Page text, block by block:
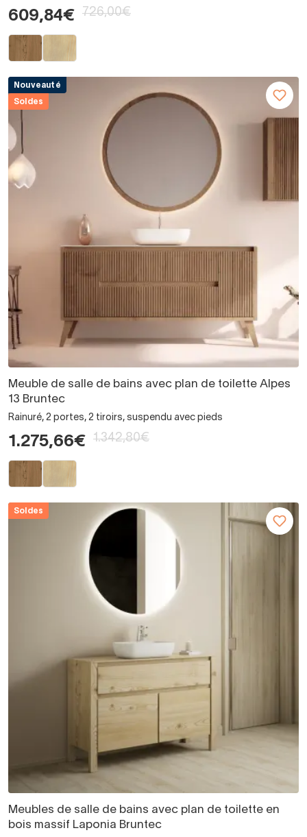
609,84€ 726,00€
Nouveauté
Soldes
Meuble de salle de bains avec plan de toilette Alpes
13 Bruntec
Rainuré, 2 portes, 2 tiroirs, suspendu avec pieds
1.275,66€ 1.342,80€
Soldes
Meubles de salle de bains avec plan de toilette en
bois massif Laponia Bruntec